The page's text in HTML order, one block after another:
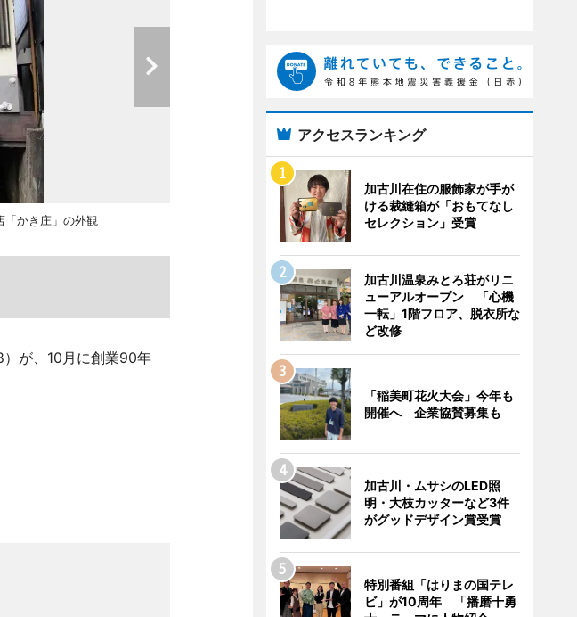
「かき庄」の外観
が、10月に創業90年
アクセスランキング
加古川在住の服飾家が手が
ける裁縫箱が「おもてなし
セレクション」受賞
加古川温泉みとろ荘がリニ
ューアルオープン 「心機
一転」1階フロア、脱衣所な
ど改修
「稲美町花火大会」今年も
開催へ 企業協賛募集も
加古川・ムサシのLED照
明・大枝カッターなど3件
がグッドデザイン賞受賞
特別番組「はりまの国テレ
ビ」が10周年 「播磨十勇